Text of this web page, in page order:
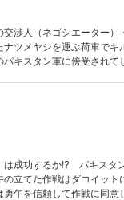
渉人（ネゴシエーター）
メヤシを運ぶ荷車でキ
キスタン軍に傍受され
は成功するか!? パキス
立てた作戦はダコイッ
午を信頼して作戦に同